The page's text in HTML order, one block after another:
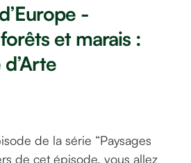
-
et marais :
de la série “Paysages
de cet épisode, vous allez